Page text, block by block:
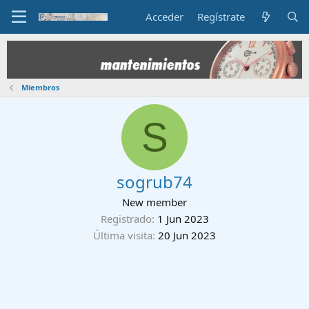
Acceder Regístrate
Miembros
S
sogrub74
New member
Registrado 1 Jun 2023
Última visita 20 Jun 2023